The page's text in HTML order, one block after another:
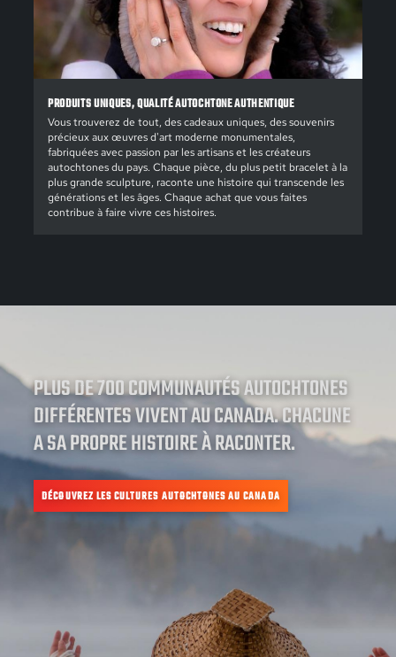
PRODUITS UNIQUES, QUALITÉ AUTOCHTONE AUTHENTIQUE
Vous trouverez de tout, des cadeaux uniques, des souvenirs
précieux aux œuvres d'art moderne monumentales,
fabriquées avec passion par les artisans et les créateurs
autochtones du pays. Chaque pièce, du plus petit bracelet à la
plus grande sculpture, raconte une histoire qui transcende les
générations et les âges. Chaque achat que vous faites
contribue à faire vivre ces histoires.
PLUS DE 700 COMMUNAUTÉS AUTOCHTONES
DIFFÉRENTES VIVENT AU CANADA. CHACUNE
A SA PROPRE HISTOIRE À RACONTER.
DÉCOUVREZ LES CULTURES AUTOCHTONES AU CANADA